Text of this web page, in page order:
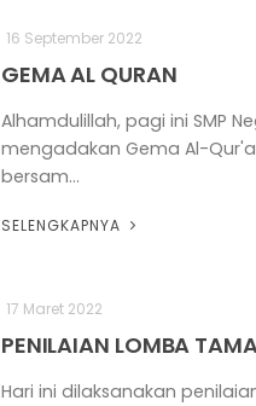
16 September 2022
GEMA AL QURAN
Alhamdulillah, pagi ini SMP
mengadakan Gema Al-
bersam...
SELENGKAPNYA
17 Maret 2022
PENILAIAN LOMBA
Hari ini dilaksanakan